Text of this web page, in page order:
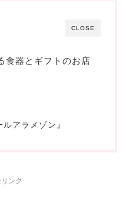
CLOSE
食器とギフトのお店
アラメゾン』
ンク